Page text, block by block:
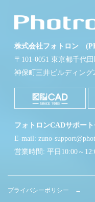
株式会社フォトロン
〒101-0051 東京都千代
神保町三井ビルディング
フォトロンCADサポー
E-mail: zuno-
営業時間: 平日10:00～
プライバシーポリシー →